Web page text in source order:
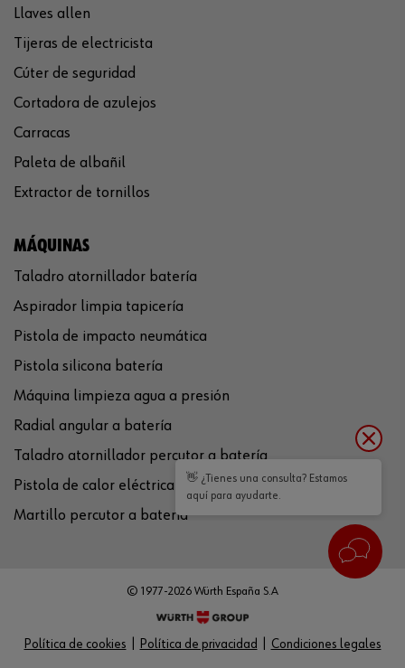
Llaves allen
Tijeras de electricista
Cúter de seguridad
Cortadora de azulejos
Carracas
Paleta de albañil
Extractor de tornillos
MÁQUINAS
Taladro atornillador batería
Aspirador limpia tapicería
Pistola de impacto neumática
Pistola silicona batería
Máquina limpieza agua a presión
Radial angular a batería
Taladro atornillador percutor a batería
Pistola de calor eléctrica
Martillo percutor a batería
Política de cookies Política de privacidad Condiciones legales
© 1977-2026 Würth España S.A
👋 ¿Tienes una consulta? Estamos
aquí para ayudarte.